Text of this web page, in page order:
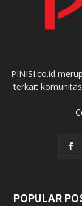
PINISI.co.id
terkait
POPULAR